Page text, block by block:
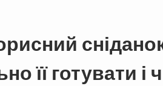
її готувати і